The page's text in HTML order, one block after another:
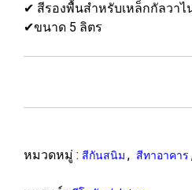
✔ สีรองพื้นสำหรับเหล็กกัลวาไ
✔ขนาด 5 ลิตร
หมวดหมู่ : สีกันสนิม , สีทาอาคาร